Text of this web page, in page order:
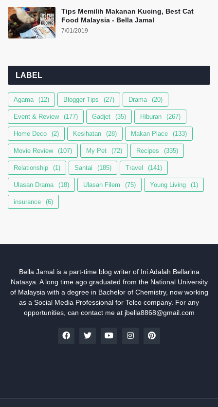
Tips Memilih Makanan Kucing, Best Cat
Food Malaysia - Bella Jamal
7/01/2019
LABEL
Agama (12) Blogger Tips (27) Drama (20)
Event & Review (177) Gadjet (35) Hiburan (267)
Home Deco (2) Kesihatan (28) Makan Place (133)
Movie Review (107) My Pet (72) Recipes (335)
Relationship (1) Santai (185) Travel (141)
Ulasan Drama (18) Ulasan Filem (75) Young Living (1)
insurance (6)
Bella Jamal is a part-time blog writer of Ini Adalah Bellarina
Natasya. A long time ago graduated from the National University
of Malaysia with a degree in Bachelor of Chemistry, now working
as a Social Media Professional for Telco company. For any
opportunities, can contact me at jbella8868@gmail.com